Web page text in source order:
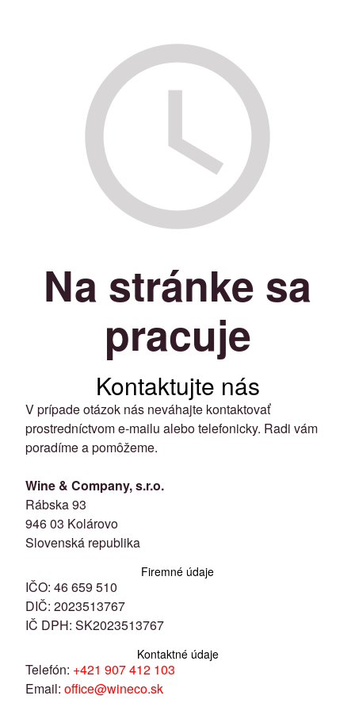
Na stránke sa
pracuje
Kontaktujte nás
V prípade otázok nás neváhajte kontaktovať
prostredníctvom e-mailu alebo telefonicky. Radi vám
poradíme a pomôžeme.
Wine & Company, s.r.o.
Rábska 93
946 03 Kolárovo
Slovenská republika
Firemné údaje
IČO: 46 659 510
DIČ: 2023513767
IČ DPH: SK2023513767
Kontaktné údaje
Telefón: +421 907 412 103
Email: office@wineco.sk